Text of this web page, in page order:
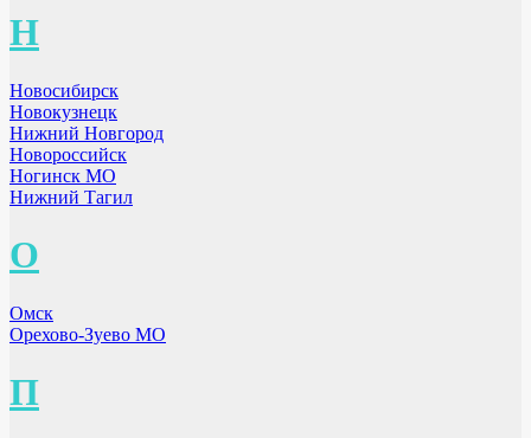
Н
Новосибирск
Новокузнецк
Нижний Новгород
Новороссийск
Ногинск МО
Нижний Тагил
О
Омск
Орехово-Зуево МО
П